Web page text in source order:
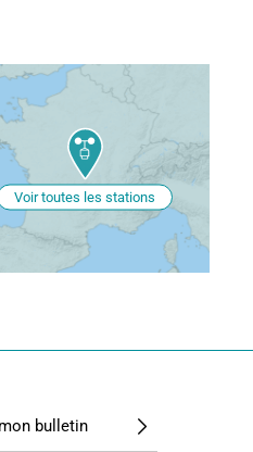
Voir toutes les stations
bulletin